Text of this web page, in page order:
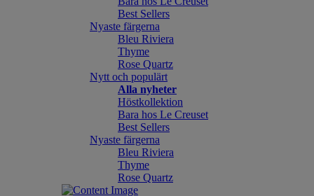
Best Sellers
Nyaste färgerna
Bleu Riviera
Thyme
Rose Quartz
Nytt och populärt
Alla nyheter
Höstkollektion
Bara hos Le Creuset
Best Sellers
Nyaste färgerna
Bleu Riviera
Thyme
Rose Quartz